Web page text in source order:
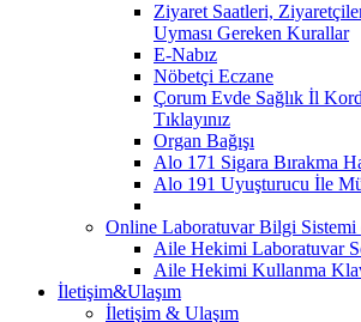
Ziyaret Saatleri,
Uyması Gereken Kurallar
E-Nabız
Nöbetçi Eczane
Çorum Evde Sağlık İl
Tıklayınız
Organ Bağışı
Alo 171 Sigara Bırakma
Alo 191 Uyuşturucu İle
Online Laboratuvar Bilgi
Aile Hekimi Laboratuvar
Aile Hekimi Kullanma
İletişim&Ulaşım
İletişim & Ulaşım